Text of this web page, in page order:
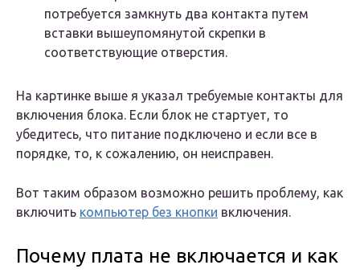
потребуется замкнуть два контакта путем
вставки вышеупомянутой скрепки в
соответствующие отверстия.
На картинке выше я указал требуемые контакты для
включения блока. Если блок не стартует, то
убедитесь, что питание подключено и если все в
порядке, то, к сожалению, он неисправен.
Вот таким образом возможно решить проблему, как
включить компьютер без кнопки включения.
Почему плата не включается и как